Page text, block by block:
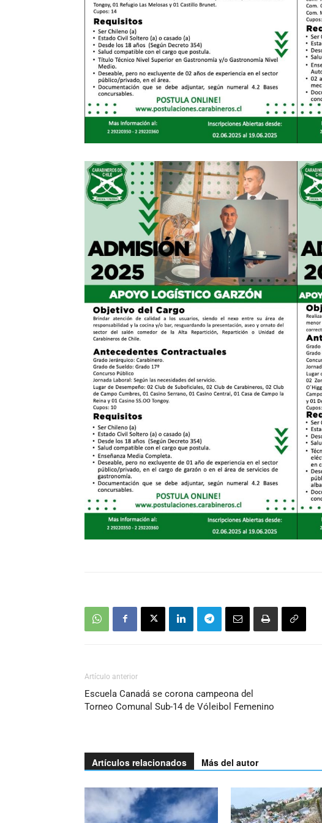
Artículo anterior
Escuela Canadá se corona campeona del
Torneo Comunal Sub-14 de Vóleibol Femenino
Artículos relacionados Más del autor